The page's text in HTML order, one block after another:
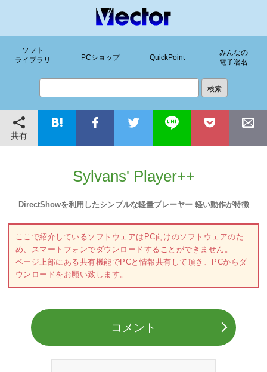
ソフト
ライブラリ
PCショップ QuickPoint
みんなの
電子署名
共有
Sylvans' Player++
DirectShowを利用したシンプルな軽量プレーヤー 軽い動作が特徴
ここで紹介しているソフトウェアはPC向けのソフトウェアのた
め、スマートフォンでダウンロードすることができません。
ページ上部にある共有機能でPCと情報共有して頂き、PCからダ
ウンロードをお願い致します。
コメント